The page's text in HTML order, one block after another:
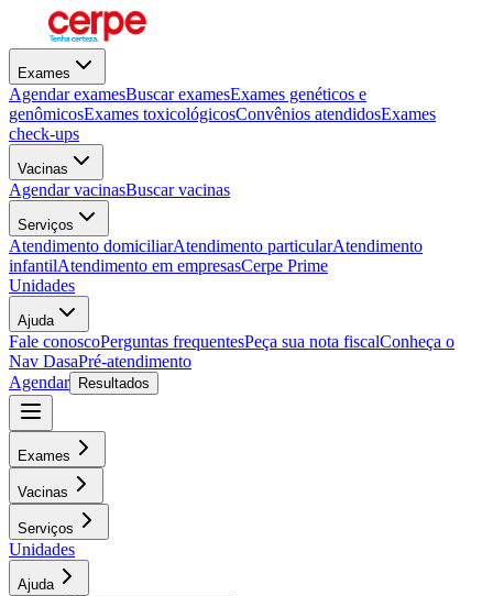
Exames
Agendar examesBuscar examesExames genéticos e
genômicosExames toxicológicosConvênios atendidosExames
check-ups
Vacinas
Agendar vacinasBuscar vacinas
Serviços
Atendimento domiciliarAtendimento particularAtendimento
infantilAtendimento em empresasCerpe Prime
Unidades
Ajuda
Fale conoscoPerguntas frequentesPeça sua nota fiscalConheça o
Nav DasaPré-atendimento
Agendar
Resultados
Exames
Vacinas
Serviços
Unidades
Ajuda